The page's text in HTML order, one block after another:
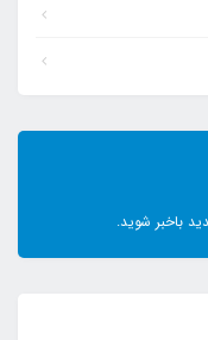
باخبر شوید.